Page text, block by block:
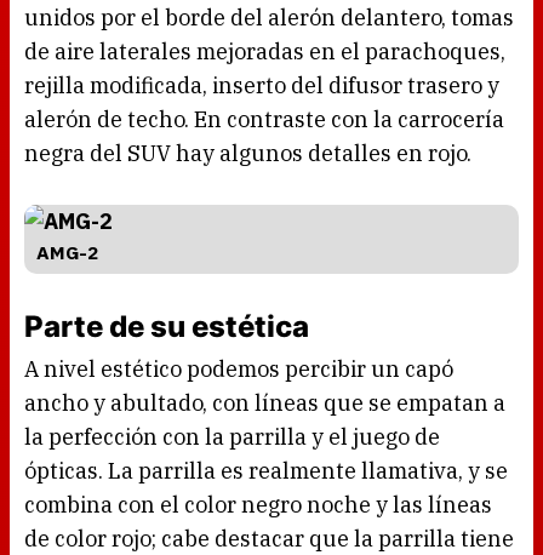
unidos por el borde del alerón delantero, tomas
de aire laterales mejoradas en el parachoques,
rejilla modificada, inserto del difusor trasero y
alerón de techo. En contraste con la carrocería
negra del SUV hay algunos detalles en rojo.
AMG-2
Parte de su estética
A nivel estético podemos percibir un capó
ancho y abultado, con líneas que se empatan a
la perfección con la parrilla y el juego de
ópticas. La parrilla es realmente llamativa, y se
combina con el color negro noche y las líneas
de color rojo; cabe destacar que la parrilla tiene